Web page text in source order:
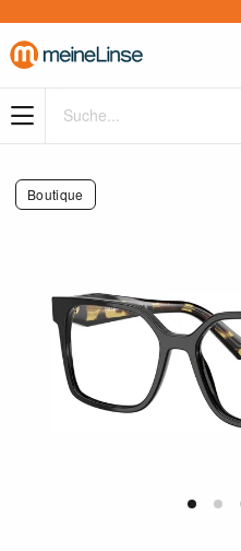
Zum Hauptinhalt springen
Boutique